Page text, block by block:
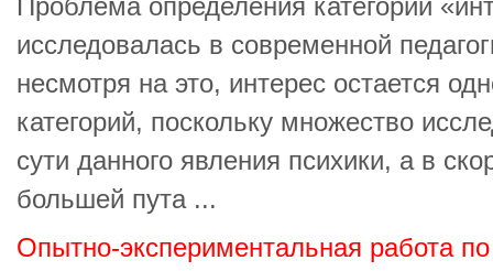
Проблема определения категории
исследовалась в современной
несмотря на это, интерес остается
категорий, поскольку множество
сути данного явления психики, а в
большей пута ...
Опытно-экспериментальная работа